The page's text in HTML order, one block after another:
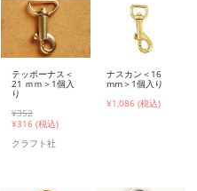
テッポーナス＜
21 ｍｍ＞1個入
り
¥352
¥316 (税込)
クラフト社
ナスカン＜16
mm＞1個入り
¥1,086 (税込)